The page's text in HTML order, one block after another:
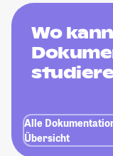
Wo
Alle
Übersicht